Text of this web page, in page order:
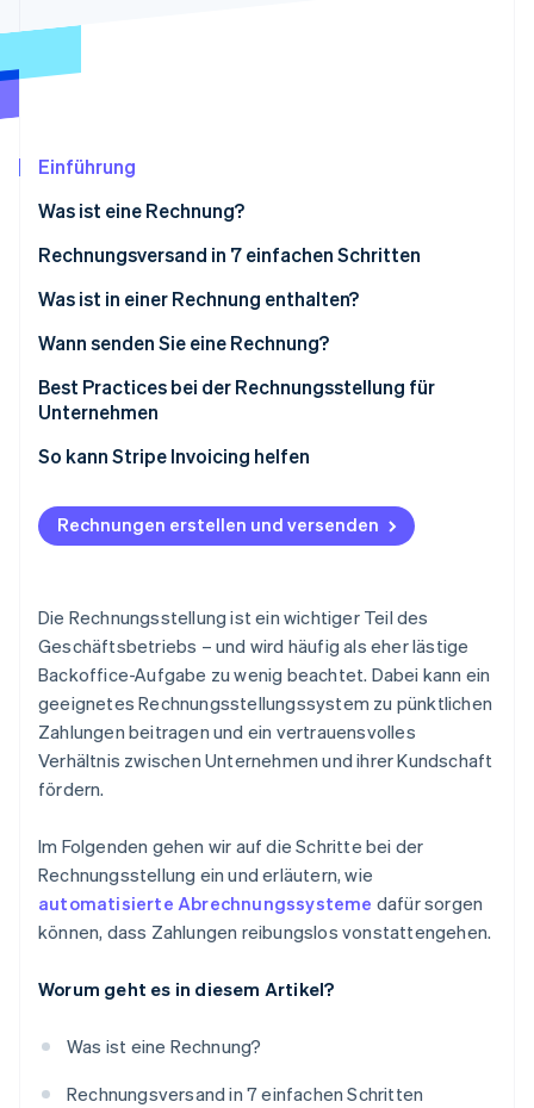
Stripe-Sessions 2026
Jetzt ansehen
Einführung
Was ist eine Rechnung?
Rechnungsversand in 7 einfachen Schritten
Was ist in einer Rechnung enthalten?
Wann senden Sie eine Rechnung?
Best Practices bei der Rechnungsstellung für
Unternehmen
So kann Stripe Invoicing helfen
Rechnungen erstellen und versenden
Die Rechnungsstellung ist ein wichtiger Teil des
Geschäftsbetriebs – und wird häufig als eher lästige
Backoffice-Aufgabe zu wenig beachtet. Dabei kann ein
geeignetes Rechnungsstellungssystem zu pünktlichen
Zahlungen beitragen und ein vertrauensvolles
Verhältnis zwischen Unternehmen und ihrer Kundschaft
fördern.
Im Folgenden gehen wir auf die Schritte bei der
Rechnungsstellung ein und erläutern, wie
automatisierte Abrechnungssysteme dafür sorgen
können, dass Zahlungen reibungslos vonstattengehen.
Worum geht es in diesem Artikel?
Was ist eine Rechnung?
Rechnungsversand in 7 einfachen Schritten